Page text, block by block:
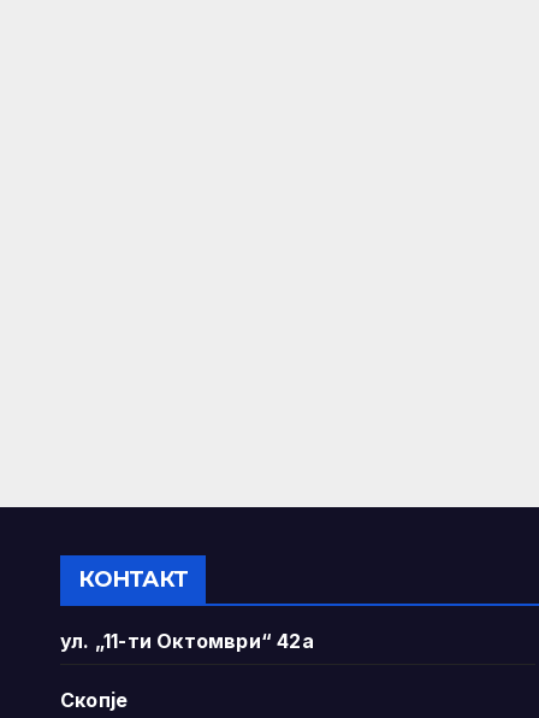
КОНТАКТ
ул. „11-ти Октомври“ 42а
Скопје